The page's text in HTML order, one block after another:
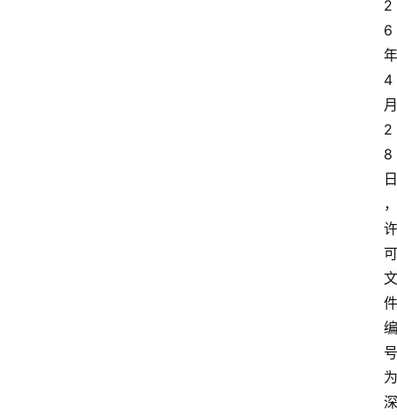
2
6
年
4
月
2
8
日
，
许
可
文
件
编
号
为
深